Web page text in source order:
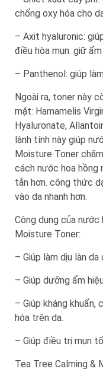
chống oxy hóa cho
– Axit hyaluronic:
điều hòa mụn. giữ
– Panthenol: giúp
Ngoài ra, toner này
mặt: Hamamelis
Hyaluronate,
lành tính này giúp
Moisture Toner
cách nước hoa hồng
tắn hơn. công thức
vào da nhanh hơn.
Công dụng của nước
Moisture Toner:
– Giúp làm dịu làn
– Giúp dưỡng ẩm
– Giúp kháng khuẩn,
hóa trên da.
– Giúp điều trị mụn
Tea Tree Calming &